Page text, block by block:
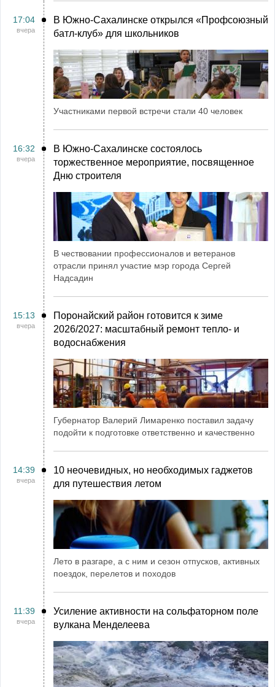
17:04
вчера
В Южно-Сахалинске открылся «Профсоюзный
батл-клуб» для школьников
Участниками первой встречи стали 40 человек
16:32
вчера
В Южно-Сахалинске состоялось
торжественное мероприятие, посвященное
Дню строителя
В чествовании профессионалов и ветеранов
отрасли принял участие мэр города Сергей
Надсадин
15:13
вчера
Поронайский район готовится к зиме
2026/2027: масштабный ремонт тепло- и
водоснабжения
Губернатор Валерий Лимаренко поставил задачу
подойти к подготовке ответственно и качественно
14:39
вчера
10 неочевидных, но необходимых гаджетов
для путешествия летом
Лето в разгаре, а с ним и сезон отпусков, активных
поездок, перелетов и походов
11:39
вчера
Усиление активности на сольфаторном поле
вулкана Менделеева